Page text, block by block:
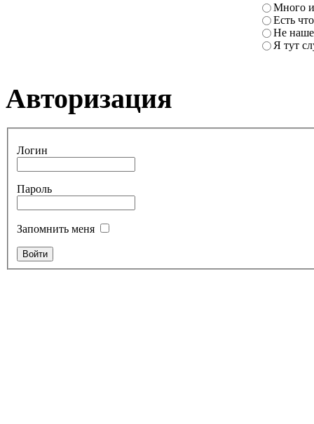
Много
Есть
Не
Я тут
Авторизация
Логин
Пароль
Запомнить меня